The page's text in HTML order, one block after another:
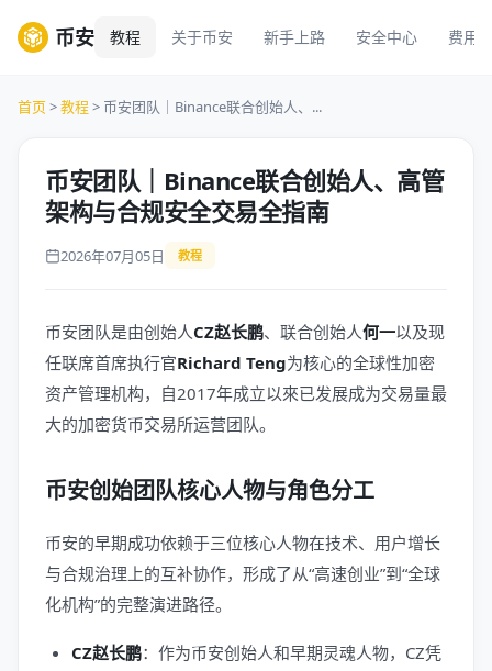
币安 教程 关于币安 新手上路 安全中心 费用
首页>教程> 币安团队｜Binance联合创始人、...
币安团队｜Binance联合创始人、高管
架构与合规安全交易全指南
2026年07月05日 教程
币安团队是由创始人CZ赵长鹏、联合创始人何一以及现
任联席首席执行官Richard Teng为核心的全球性加密
资产管理机构，自2017年成立以來已发展成为交易量最
大的加密货币交易所运营团队。
币安创始团队核心人物与角色分工
币安的早期成功依赖于三位核心人物在技术、用户增长
与合规治理上的互补协作，形成了从“高速创业”到“全球
化机构”的完整演进路径。
CZ赵长鹏：作为币安创始人和早期灵魂人物，CZ凭